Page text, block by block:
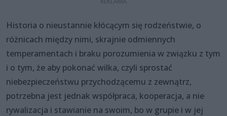
Historia o nieustannie kłócącym się rodzeństwie, o
różnicach między nimi, skrajnie odmiennych
temperamentach i braku porozumienia w związku z tym
i o tym, że aby pokonać wilka, czyli sprostać
niebezpieczeństwu przychodzącemu z zewnątrz,
potrzebna jest jednak współpraca, kooperacja, a nie
rywalizacja i stawianie na swoim, bo w grupie i w jej